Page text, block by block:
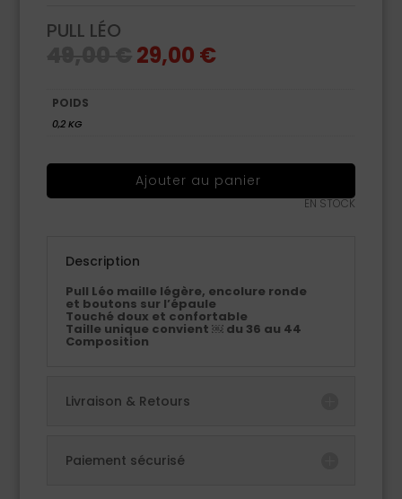
PULL LÉO
Le
prix
29,00 €Le
prix
POIDS
0,2 KG
Ajouter au panier
EN STOCK
Description
Pull Léo maille légère, encolure ronde
et boutons sur l’épaule
Touché doux et confortable
Taille unique convient ￼ du 36 au 44
Composition
Livraison & Retours
Paiement sécurisé